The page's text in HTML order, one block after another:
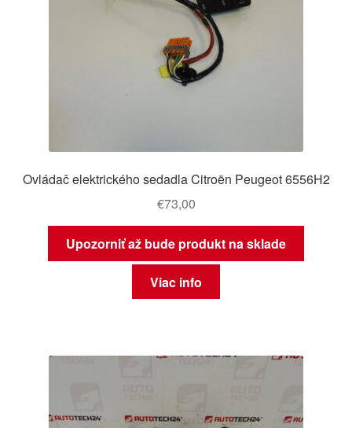
Ovládač elektrického sedadla Citroën Peugeot 6556H2
€73,00
Upozorniť až bude produkt na sklade
Viac info